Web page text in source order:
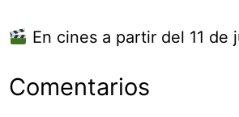
En cines a partir del 11 de
Comentarios